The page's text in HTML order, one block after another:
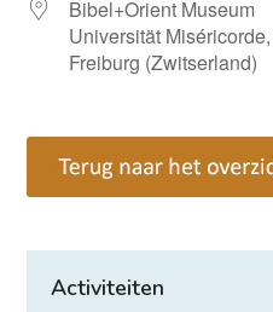
Bibel+Orient Museum
Universität
Freiburg (Zwitserland)
Activiteiten